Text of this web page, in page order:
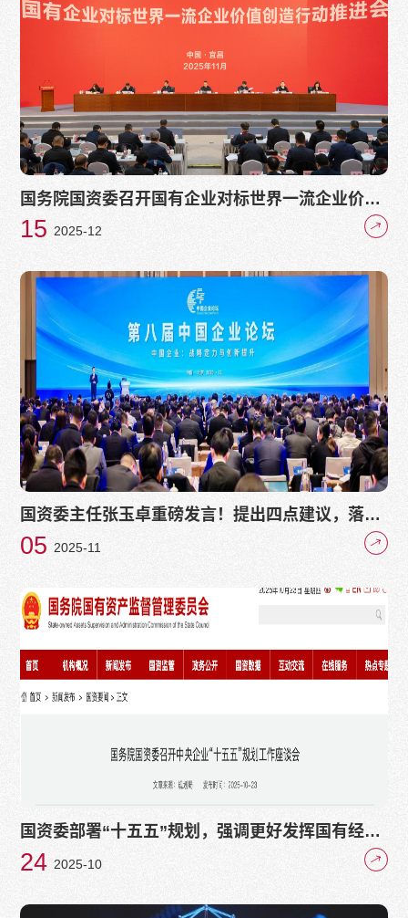
国务院国资委召开国有企业对标世界一流企业价值
创造行动推进会
15 2025-12
国资委主任张玉卓重磅发言！提出四点建议，落
实“十五五”规划重点任务
05 2025-11
国资委部署“十五五”规划，强调更好发挥国有经济
战略支撑作用！
24 2025-10